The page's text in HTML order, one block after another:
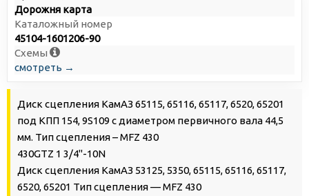
Дорожня карта
Каталожный номер
45104-1601206-90
Схемы
смотреть →
Диск сцепления КамАЗ 65115, 65116, 65117, 6520, 65201
под КПП 154, 9S109 с диаметром первичного вала 44,5
мм. Тип сцепления – MFZ 430
430GTZ 1 3/4"-10N
Диск сцепления КамАЗ 53125, 5350, 65115, 65116, 65117,
6520, 65201 Тип сцепления — MFZ 430